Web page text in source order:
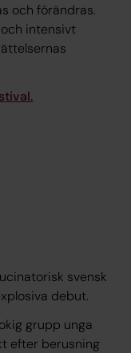
och förändras.
intensivt
svensk
debut.
grupp unga
efter berusning